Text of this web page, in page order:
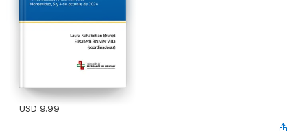
USD 9.99